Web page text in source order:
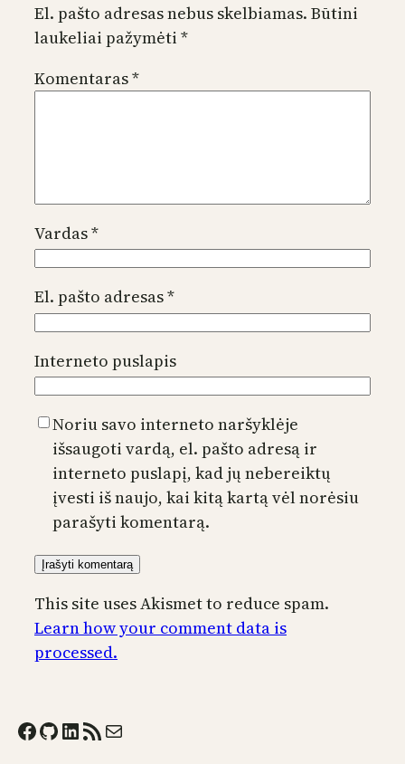
El. pašto adresas nebus skelbiamas. Būtini
laukeliai pažymėti *
Komentaras*
Vardas*
El. pašto adresas*
Interneto puslapis
Noriu savo interneto naršyklėje
išsaugoti vardą, el. pašto adresą ir
interneto puslapį, kad jų nebereiktų
įvesti iš naujo, kai kitą kartą vėl norėsiu
parašyti komentarą.
This site uses Akismet to reduce spam.
Learn how your comment data is
processed.
Facebook GitHub LinkedIn RSS Feed Mail